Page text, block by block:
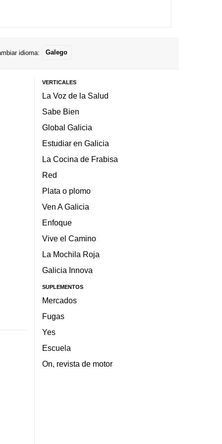
idioma: Galego
VERTICALES
La Voz de la Salud
Sabe Bien
Global Galicia
Estudiar en Galicia
La Cocina de Frabisa
Red
Plata o plomo
Ven A Galicia
Enfoque
Vive el Camino
La Mochila Roja
Galicia Innova
SUPLEMENTOS
Mercados
Fugas
Yes
Escuela
On, revista de motor